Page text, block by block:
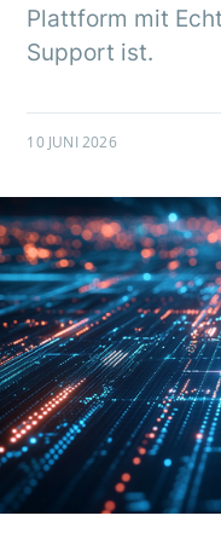
Plattform mit
Support ist.
10 JUNI 2026